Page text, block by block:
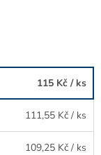
115 Kč / ks
111,55 Kč / ks
109,25 Kč / ks